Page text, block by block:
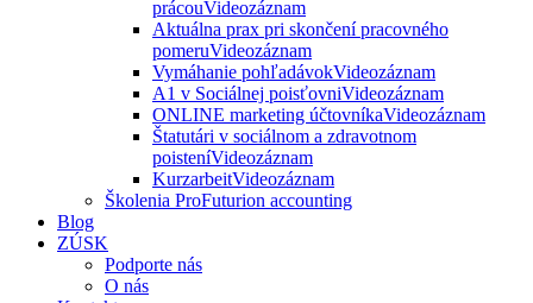
prácouVideozáznam
Aktuálna prax pri skončení pracovného
pomeruVideozáznam
Vymáhanie pohľadávokVideozáznam
A1 v Sociálnej poisťovniVideozáznam
ONLINE marketing účtovníkaVideozáznam
Štatutári v sociálnom a zdravotnom
poisteníVideozáznam
KurzarbeitVideozáznam
Školenia ProFuturion accounting
Blog
ZÚSK
Podporte nás
O nás